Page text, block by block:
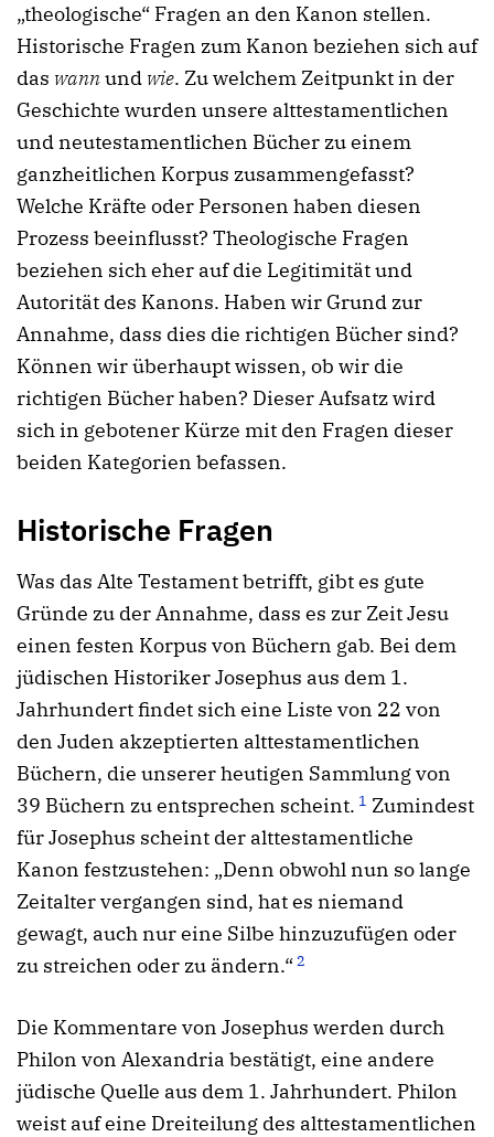
„theologische“ Fragen an den Kanon stellen.
Historische Fragen zum Kanon beziehen sich auf
das wannund wie. Zu welchem Zeitpunkt in der
Geschichte wurden unsere alttestamentlichen
und neutestamentlichen Bücher zu einem
ganzheitlichen Korpus zusammengefasst?
Welche Kräfte oder Personen haben diesen
Prozess beeinflusst? Theologische Fragen
beziehen sich eher auf die Legitimität und
Autorität des Kanons. Haben wir Grund zur
Annahme, dass dies die richtigen Bücher sind?
Können wir überhaupt wissen, ob wir die
richtigen Bücher haben? Dieser Aufsatz wird
sich in gebotener Kürze mit den Fragen dieser
beiden Kategorien befassen.
Historische Fragen
Was das Alte Testament betrifft, gibt es gute
Gründe zu der Annahme, dass es zur Zeit Jesu
einen festen Korpus von Büchern gab. Bei dem
jüdischen Historiker Josephus aus dem 1.
Jahrhundert findet sich eine Liste von 22 von
den Juden akzeptierten alttestamentlichen
Büchern, die unserer heutigen Sammlung von
39 Büchern zu entsprechen scheint. 1 Zumindest
für Josephus scheint der alttestamentliche
Kanon festzustehen: „Denn obwohl nun so lange
Zeitalter vergangen sind, hat es niemand
gewagt, auch nur eine Silbe hinzuzufügen oder
zu streichen oder zu ändern.“ 2
Die Kommentare von Josephus werden durch
Philon von Alexandria bestätigt, eine andere
jüdische Quelle aus dem 1. Jahrhundert. Philon
weist auf eine Dreiteilung des alttestamentlichen